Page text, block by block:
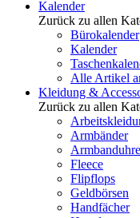
Kalender
Zurück zu allen
Bürokalender
Kalender
Alle Artikel
Kleidung &
Zurück zu allen
Armbänder
Fleece
Flipflops
Geldbörsen
Handfächer